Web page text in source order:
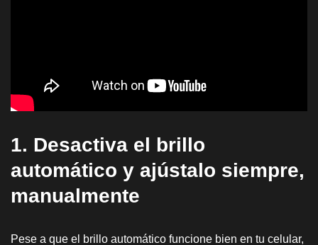
1. Desactiva el brillo
automático y ajústalo siempre,
manualmente
Pese a que el brillo automático funcione bien en tu celular,